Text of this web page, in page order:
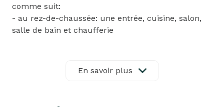
comme suit:
- au rez-de-chaussée: une entrée, cuisine, salon,
salle de bain et chaufferie
- au deuxième étage: une chambre et un grenier
Un grand garage pour deux voitures et un atelier
En savoir plus